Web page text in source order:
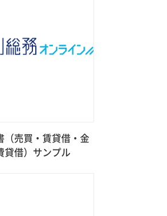
（売買・賃貸借・金
貸借）サンプル